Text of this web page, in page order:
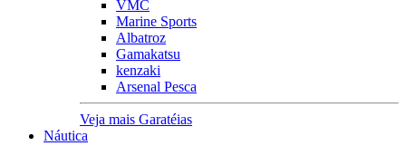
VMC
Marine Sports
Albatroz
Gamakatsu
kenzaki
Arsenal Pesca
Veja mais Garatéias
Náutica